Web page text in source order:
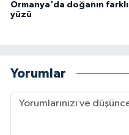
Ormanya'da doğanın farklı
yüzü
Yorumlar